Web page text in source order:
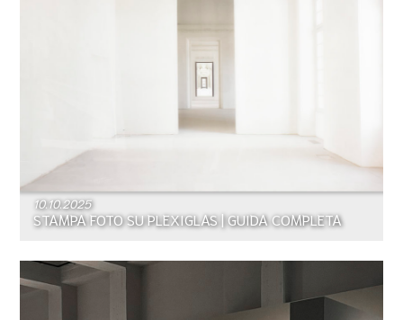
10.10.2025
STAMPA FOTO SU PLEXIGLAS | GUIDA COMPLETA